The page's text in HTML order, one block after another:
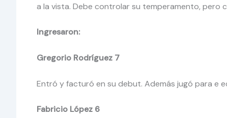
a la vista. Debe controlar su temperamento, pero
Ingresaron:
Gregorio Rodríguez 7
Entró y facturó en su debut. Además jugó para e
Fabricio López 6